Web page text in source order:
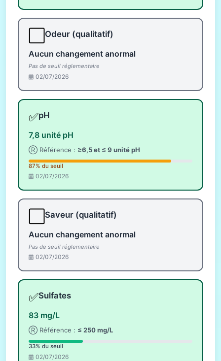
Odeur (qualitatif)
Aucun changement anormal
Pas de seuil réglementaire
02/07/2026
✅pH
7,8 unité pH
Ⓡ Référence : ≥6,5 et ≤ 9 unité pH
87% du seuil
02/07/2026
Saveur (qualitatif)
Aucun changement anormal
Pas de seuil réglementaire
02/07/2026
✅Sulfates
83 mg/L
Ⓡ Référence : ≤ 250 mg/L
33% du seuil
02/07/2026